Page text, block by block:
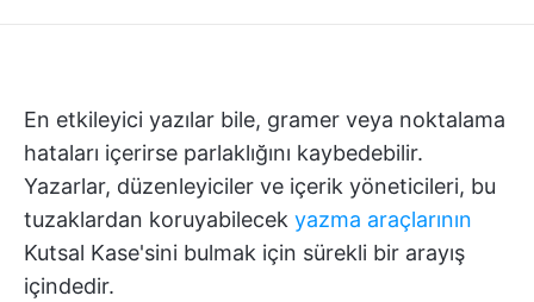
En etkileyici yazılar bile, gramer veya noktalama
hataları içerirse parlaklığını kaybedebilir.
Yazarlar, düzenleyiciler ve içerik yöneticileri, bu
tuzaklardan koruyabilecek yazma araçlarının
Kutsal Kase'sini bulmak için sürekli bir arayış
içindedir.